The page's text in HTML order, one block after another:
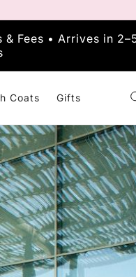
Fees • Arrives in
Coats Gifts